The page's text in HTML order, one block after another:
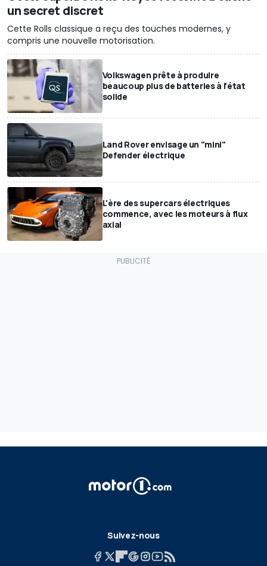
un secret discret
Cette Rolls classique a reçu des touches modernes, y
compris une nouvelle motorisation.
Volkswagen prête à produire
beaucoup plus de batteries à l'état
solide
Land Rover envisage un "mini"
Defender électrique
L'ère des supercars électriques
commence, avec les moteurs à flux
axial
Suivez-nous